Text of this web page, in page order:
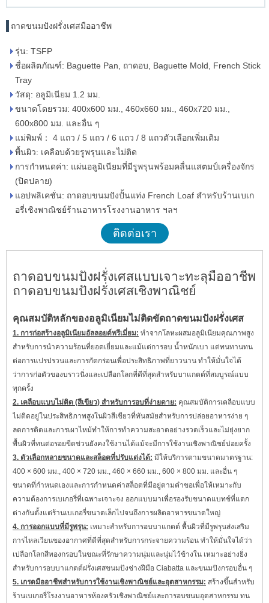
ถาดขนมปังฝรั่งเศสมืออาชีพ
รุ่น: TSFP
ชื่อผลิตภัณฑ์: Baguette Pan, ถาดอบ, Baguette Mold, French Stick
Tray
วัสดุ: อลูมิเนียม 1.2 มม.
ขนาดโดยรวม: 400x600 มม., 460x660 มม., 460x720 มม.,
600x800 มม. และอื่น ๆ
แม่พิมพ์： 4 แถว / 5 แถว / 6 แถว / 8 แถวตัวเลือกเพิ่มเติม
พื้นผิว: เคลือบด้วยรูพรุนและไม่ติด
การกำหนดค่า: แผ่นอลูมิเนียมที่มีรูพรุนพร้อมคลื่นแสตมป์เครื่องจักร
(ปิดปลาย)
แอปพลิเคชั่น: ถาดอบขนมปังปั้นแท่ง French Loaf สำหรับร้านเบเก
อรี่เชิงพาณิชย์ร้านอาหารโรงงานอาหาร ฯลฯ
ติดต่อเรา
ถาดอบขนมปังฝรั่งเศสแบบเจาะทะลุมืออาชีพ
ถาดอบขนมปังฝรั่งเศสเชิงพาณิชย์
คุณสมบัติหลักของอลูมิเนียมไม่ติดขัดถาดขนมปังฝรั่งเศส
1. การก่อสร้างอลูมิเนียมอัลลอยด์พรีเมี่ยม: ทำจากโลหะผสมอลูมิเนียมคุณภาพสูง
สำหรับการนำความร้อนที่ยอดเยี่ยมและแม้แต่การอบ น้ำหนักเบา แต่ทนทานทน
ต่อการแปรปรวนและการกัดกร่อนเพื่อประสิทธิภาพที่ยาวนาน ทำให้มั่นใจได้
ว่าการก่อตัวของบราวนิ่งและเปลือกโลกที่ดีที่สุดสำหรับบาแกตต์ที่สมบูรณ์แบบ
ทุกครั้ง
2. เคลือบแบบไม่ติด (สีเขียว) สำหรับการอบที่ง่ายดาย: คุณสมบัติการเคลือบแบบ
ไม่ติดอยู่ในประสิทธิภาพสูงในผิวสีเขียวที่ทันสมัยสำหรับการปล่อยอาหารง่าย ๆ
ลดการติดและการเผาไหม้ทำให้การทำความสะอาดอย่างรวดเร็วและไม่ยุ่งยาก
พื้นผิวที่ทนต่อรอยขีดข่วนยังคงใช้งานได้แม้จะมีการใช้งานเชิงพาณิชย์บ่อยครั้ง
3. ตัวเลือกหลายขนาดและสล็อตที่ปรับแต่งได้: มีให้บริการตามขนาดมาตรฐาน:
400 × 600 มม., 400 × 720 มม., 460 × 660 มม., 600 × 800 มม. และอื่น ๆ
ขนาดที่กำหนดเองและการกำหนดค่าสล็อตที่มีอยู่ตามคำขอเพื่อให้เหมาะกับ
ความต้องการเบเกอรี่ที่เฉพาะเจาะจง ออกแบบมาเพื่อรองรับขนาดแบทช์ที่แตก
ต่างกันตั้งแต่ร้านเบเกอรี่ขนาดเล็กไปจนถึงการผลิตอาหารขนาดใหญ่
4. การออกแบบที่มีรูพรุน: เหมาะสำหรับการอบบาแกตต์ พื้นผิวที่มีรูพรุนส่งเสริม
การไหลเวียนของอากาศที่ดีที่สุดสำหรับการกระจายความร้อน ทำให้มั่นใจได้ว่า
เปลือกโลกสีทองกรอบในขณะที่รักษาความนุ่มและนุ่มไว้ข้างใน เหมาะอย่างยิ่ง
สำหรับการอบบาแกตต์ฝรั่งเศสขนมปังช่างฝีมือ Ciabatta และขนมปังกรอบอื่น ๆ
5. เกรดมืออาชีพสำหรับการใช้งานเชิงพาณิชย์และอุตสาหกรรม: สร้างขึ้นสำหรับ
ร้านเบเกอรี่โรงงานอาหารห้องครัวเชิงพาณิชย์และการอบขนมอุตสาหกรรม ทน